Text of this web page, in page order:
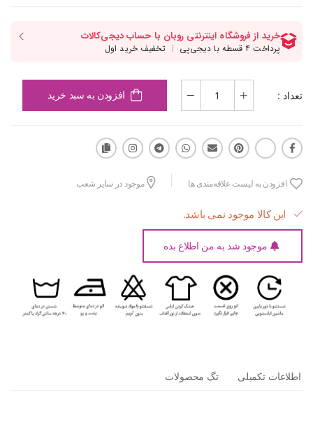
تعداد : افزودن به سبد خرید
افزودن به لیست علاقه‌مندی ها موجود در سایر شعب
این کالا موجود نمی باشد.
موجود شد به من اطلاع بده
اطلاعات تکمیلی تگ محصولات